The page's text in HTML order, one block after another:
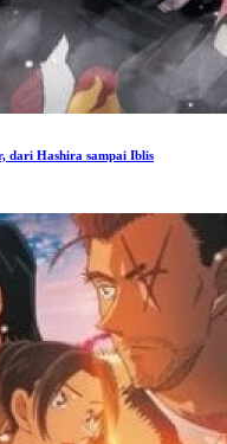
dari Hashira sampai Iblis